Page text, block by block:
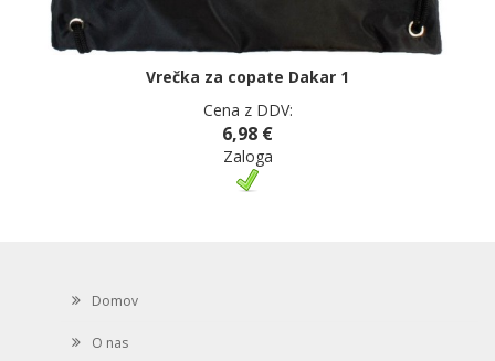
Vrečka za copate Dakar 1
Cena z DDV:
6,98 €
Zaloga
Domov
O nas